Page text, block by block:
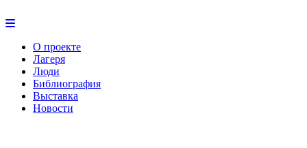
О проекте
Лагеря
Люди
Библиография
Выставка
Новости